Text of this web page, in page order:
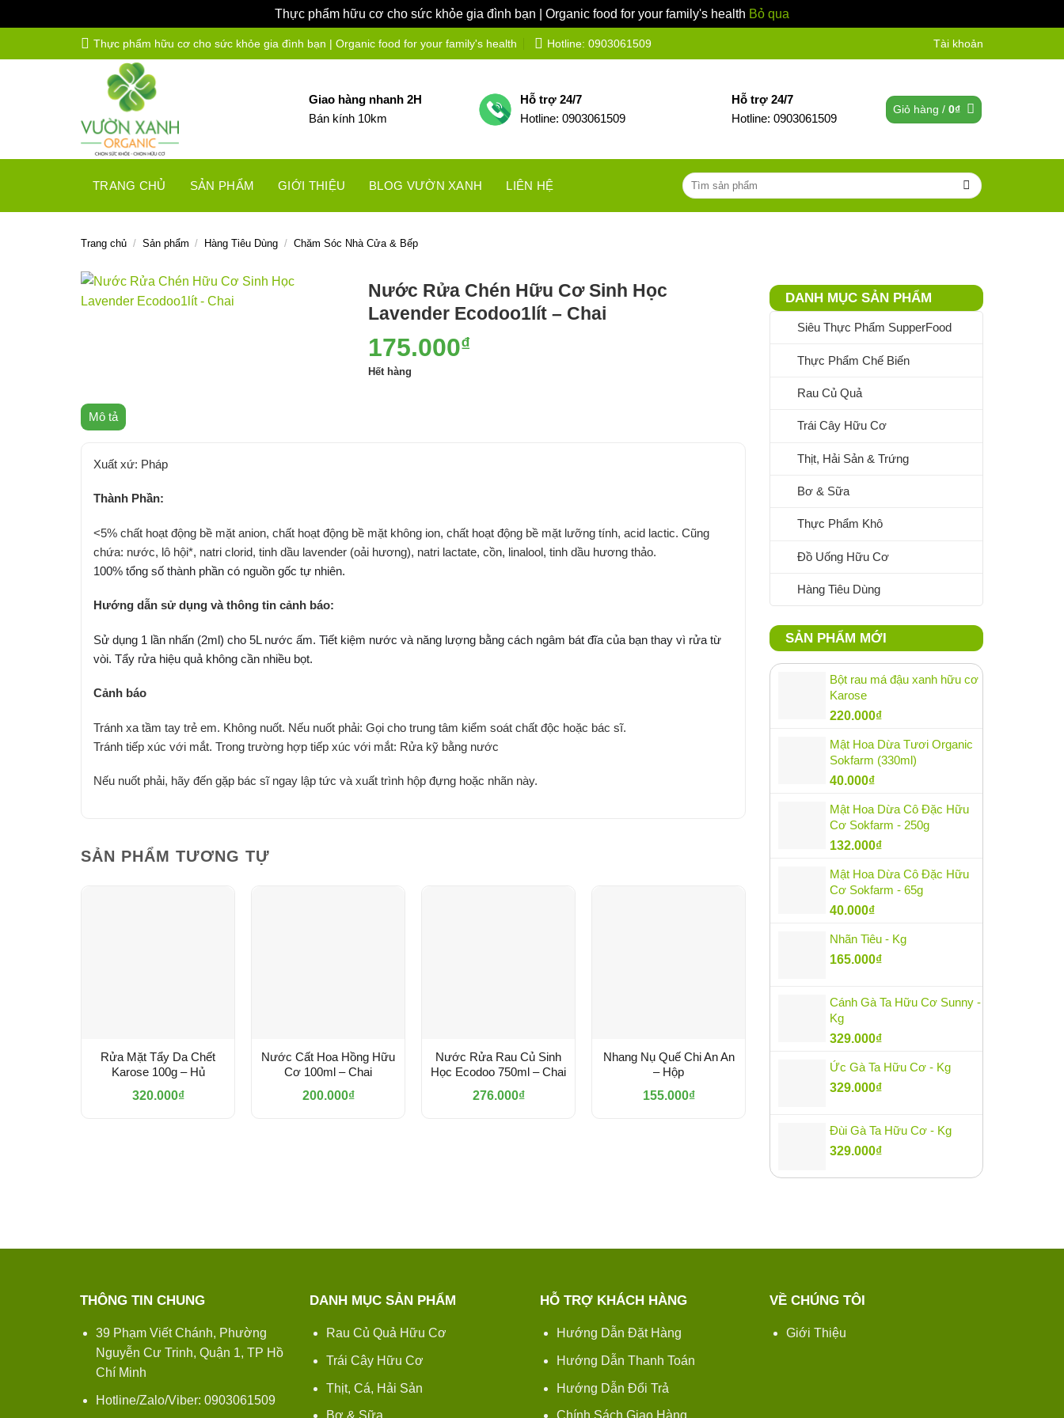
Thực phẩm hữu cơ cho sức khỏe gia đình bạn | Organic food for your family's health Bỏ qua
qua
Thực phẩm hữu cơ cho sức khỏe gia đình bạn | Organic food for your family's health Hotline: 0903061509 Tài khoản
Giao hàng nhanh 2H
Bán kính 10km
Hỗ trợ 24/7
Hotline: 0903061509
Hỗ trợ 24/7
Hotline: 0903061509
Giỏ hàng /0₫
TRANG CHỦ SẢN PHẨM GIỚI THIỆU BLOG VƯỜN XANH LIÊN HỆ
Tìm
kiếm:
Trang chủ / Sản phẩm / Hàng Tiêu Dùng / Chăm Sóc Nhà Cửa & Bếp
DANH MỤC SẢN PHẨM
Siêu Thực Phẩm SupperFood
Thực Phẩm Chế Biến
Rau Củ Quả
Trái Cây Hữu Cơ
Thịt, Hải Sản & Trứng
Bơ & Sữa
Thực Phẩm Khô
Đồ Uống Hữu Cơ
Hàng Tiêu Dùng
SẢN PHẨM MỚI
Bột rau má đậu xanh hữu cơ
Karose
220.000₫
Mật Hoa Dừa Tươi Organic
Sokfarm (330ml)
40.000₫
Mật Hoa Dừa Cô Đặc Hữu
Cơ Sokfarm - 250g
132.000₫
Mật Hoa Dừa Cô Đặc Hữu
Cơ Sokfarm - 65g
40.000₫
Nhãn Tiêu - Kg
165.000₫
Cánh Gà Ta Hữu Cơ Sunny -
Kg
329.000₫
Ức Gà Ta Hữu Cơ - Kg
329.000₫
Đùi Gà Ta Hữu Cơ - Kg
329.000₫
Nước Rửa Chén Hữu Cơ Sinh Học
Lavender Ecodoo1lít – Chai
175.000₫
Hết hàng
Mô tả
Xuất xứ: Pháp
Thành Phần:
<5% chất hoạt động bề mặt anion, chất hoạt động bề mặt không ion, chất hoạt động bề mặt lưỡng tính, acid lactic. Cũng
chứa: nước, lô hội*, natri clorid, tinh dầu lavender (oải hương), natri lactate, cồn, linalool, tinh dầu hương thảo.
100% tổng số thành phần có nguồn gốc tự nhiên.
Hướng dẫn sử dụng và thông tin cảnh báo:
Sử dụng 1 lần nhấn (2ml) cho 5L nước ấm. Tiết kiệm nước và năng lượng bằng cách ngâm bát đĩa của bạn thay vì rửa từ
vòi. Tẩy rửa hiệu quả không cần nhiều bọt.
Cảnh báo
Tránh xa tầm tay trẻ em. Không nuốt. Nếu nuốt phải: Gọi cho trung tâm kiểm soát chất độc hoặc bác sĩ.
Tránh tiếp xúc với mắt. Trong trường hợp tiếp xúc với mắt: Rửa kỹ bằng nước
Nếu nuốt phải, hãy đến gặp bác sĩ ngay lập tức và xuất trình hộp đựng hoặc nhãn này.
SẢN PHẨM TƯƠNG TỰ
Rửa Mặt Tẩy Da Chết
Karose 100g – Hủ
320.000₫
Nước Cất Hoa Hồng Hữu
Cơ 100ml – Chai
200.000₫
Nước Rửa Rau Củ Sinh
Học Ecodoo 750ml – Chai
276.000₫
Nhang Nụ Quế Chi An An
– Hộp
155.000₫
– Chai
359.000₫
THÔNG TIN CHUNG
39 Phạm Viết Chánh, Phường
Nguyễn Cư Trinh, Quận 1, TP Hồ
Chí Minh
Hotline/Zalo/Viber: 0903061509
DANH MỤC SẢN PHẨM
Rau Củ Quả Hữu Cơ
Trái Cây Hữu Cơ
Thịt, Cá, Hải Sản
HỖ TRỢ KHÁCH HÀNG
Hướng Dẫn Đặt Hàng
Hướng Dẫn Thanh Toán
Hướng Dẫn Đổi Trả
VỀ CHÚNG TÔI
Giới Thiệu